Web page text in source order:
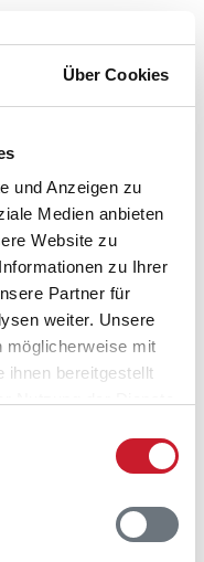
Über Cookies
und Anzeigen zu
Medien anbieten
Website zu
zu Ihrer
Partner für
weiter. Unsere
möglicherweise mit
ihnen bereitgestellt